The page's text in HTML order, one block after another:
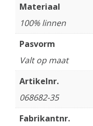
Materiaal
100% linnen
Pasvorm
Valt op maat
Artikelnr.
068682-35
Fabrikantnr.